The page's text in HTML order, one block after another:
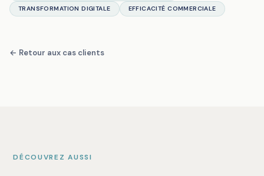
TRANSFORMATION DIGITALE EFFICACITÉ COMMERCIALE
← Retour aux cas clients
DÉCOUVREZ AUSSI